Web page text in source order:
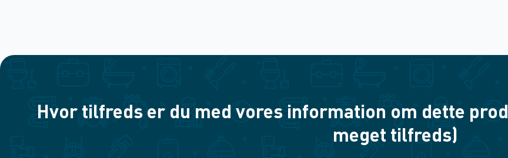
Hvor tilfreds er du med vores information om dette
meget tilfreds)